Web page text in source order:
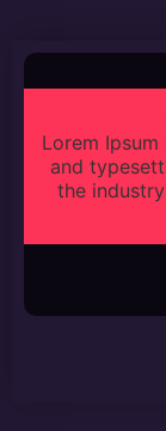
Lorem
and
the